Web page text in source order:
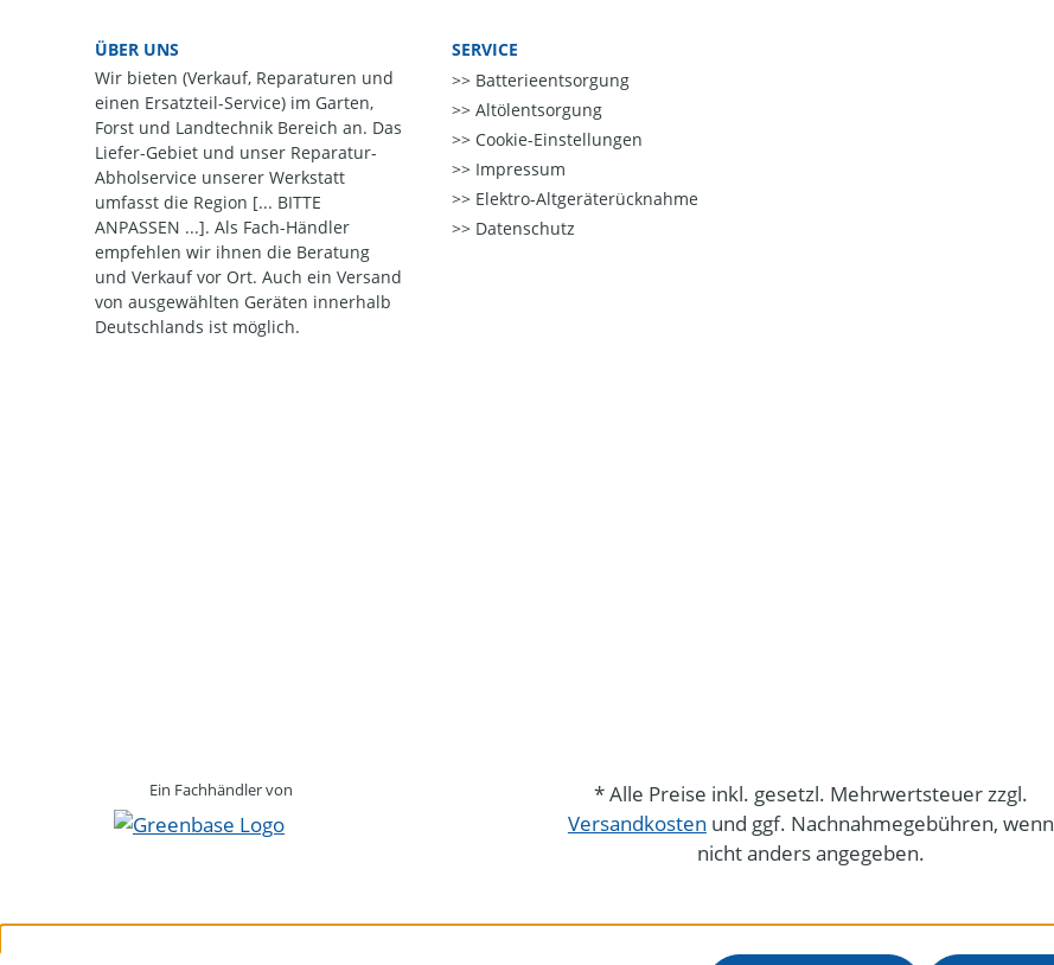
ÜBER UNS
Wir bieten (Verkauf, Reparaturen und
einen Ersatzteil-Service) im Garten,
Forst und Landtechnik Bereich an. Das
Liefer-Gebiet und unser Reparatur-
Abholservice unserer Werkstatt
umfasst die Region [... BITTE
ANPASSEN ...]. Als Fach-Händler
empfehlen wir ihnen die Beratung
und Verkauf vor Ort. Auch ein Versand
von ausgewählten Geräten innerhalb
Deutschlands ist möglich.
SERVICE
Batterieentsorgung
Altölentsorgung
Cookie-Einstellungen
Impressum
Elektro-Altgeräterücknahme
Datenschutz
Ein Fachhändler von
* Alle Preise inkl. gesetzl. Mehrwertsteuer zzgl.
Versandkosten und ggf. Nachnahmegebühren, wenn
nicht anders angegeben.